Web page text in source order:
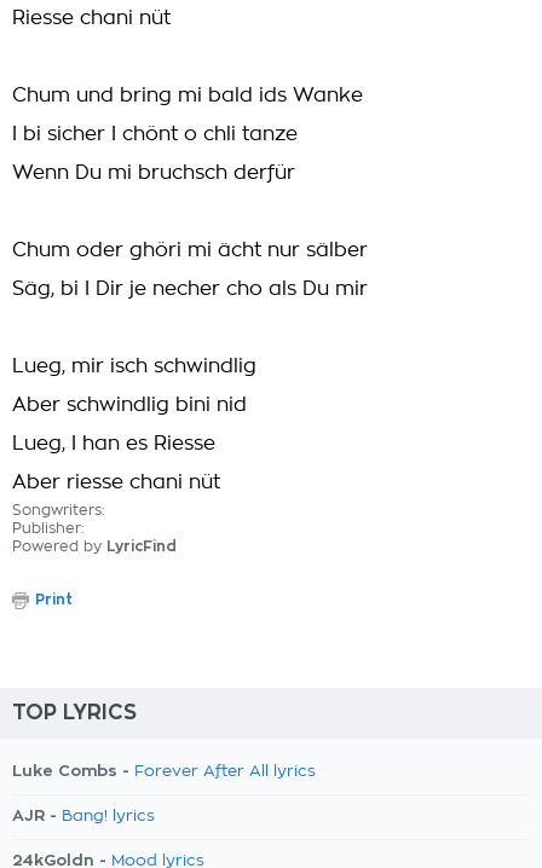
Riesse chani nüt
Chum und bring mi bald ids Wanke
I bi sicher I chönt o chli tanze
Wenn Du mi bruchsch derfür
Chum oder ghöri mi ächt nur sälber
Säg, bi I Dir je necher cho als Du mir
Lueg, mir isch schwindlig
Aber schwindlig bini nid
Lueg, I han es Riesse
Aber riesse chani nüt
Songwriters:
Publisher:
Powered by LyricFind
Print
TOP LYRICS
Luke Combs - Forever After All lyrics
AJR - Bang! lyrics
24kGoldn - Mood lyrics